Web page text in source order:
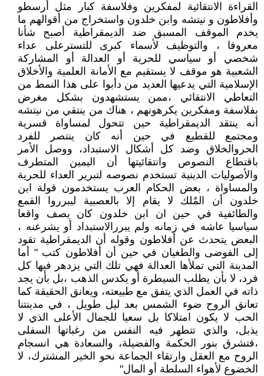
القراءة الانتقائية لمفكرين وفلاسفة كبار مثل أرسطو
وأفلاطون و نيتشه وابن خلدون واستخراج من أقوالهم ما
يخدم الموقف المسبق ضد الديمقراطية أصبح شأنا
معروفا ، والتوظيف لأسماء كبرى للتسترعلى عداء
شخصي أو سياسي للحرية أو العدالة أو المشاركة
الشعبية هو موقف لا يستقيم مع الأمانة العلمية والأخلاق
الإسلامية التي يدعيها العديد من دأبوا على هذا النمط من
التعاطي الانتقائي ،ممن يستشهدون بشكل مغرض
بفلاسفة ومفكرين يكرهونهم ، هناك من ينتقي من نيتشه
أنه ينتقد الديمقراطية حين تتحول لمساواة قسرية
ومجتمع للقطيع في حين أنه كان ينتصر للفرد
الحروالخلاق وضد كل أشكال الاستبداد، ووصل الأمر
باقتطاع النصوص وانتقائيتها أن اليمين المتطرف
والأصوليات الدينية تستخدم نصوصه لتبرير العداء للحرية
والمساواة ، بعض الحكام العرب يستخدمون قولة ابن
خلدون أن المٌلك لا يقام إلا بالعصبية ليبرروا القمع
والطائفية في حين ان ابن خلدون كان يصف واقعا
سياسيا عاشه في زمانه ولم يبررالاستبداد أو يشرعنه ،
البعض يتحدث عن أفلاطون وقوله أن الديمقراطية تقود
إلى الفوضى والطغيان في حين أن أفلاطون كتب " أما
المدينة التي تملأها العدالة فهي تلك التي يزدهر فيها كل
فرد، لا بأن يطلب السيطرة أو يكدس الذهب ،بل بأن يجد
ذاته في العمل الذي يتفق مع طبيعته، ويعانق الحقيقة كما
تعانق الروح ضوء الشمس بعد ليل طويل ، في مدينتنا
الحب لا يكون امتلاكا بل سعيا للجمال الأعلى الذي لا
يذبل، والذي تتطهر فيه النفس من رغباتها السفلى
،فتشرق بنور الحكمة والفضيلة، والسعادة هي انسجام
الروح مع العقل وارتقاء الجماعة نحو الخير المشترك، لا
الخضوع لأهواء السلطة أو المال"